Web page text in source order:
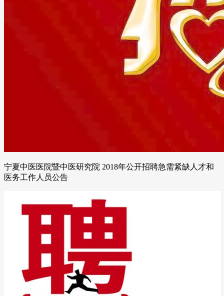
宁夏中医医院暨中医研究院 2018年公开招聘急需紧缺人才和
医务工作人员公告